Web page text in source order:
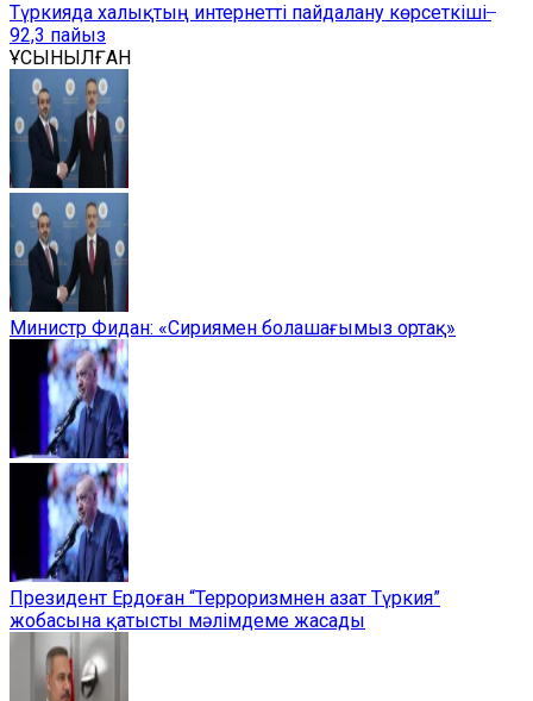
Түркияда халықтың интернетті пайдалану көрсеткіші ̶
92,3 пайыз
ҰСЫНЫЛҒАН
Министр Фидан: «Сириямен болашағымыз ортақ»
Президент Ердоған “Терроризмнен азат Түркия”
жобасына қатысты мәлімдеме жасады